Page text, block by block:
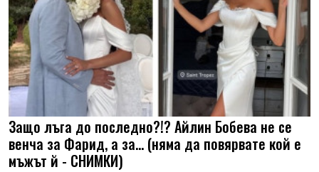
Защо лъга до последно?!? Айлин Бобева не се
венча за Фарид, а за... (няма да повярвате кой е
мъжът й - СНИМКИ)